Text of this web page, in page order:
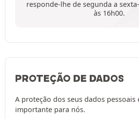
responde-lhe de segunda a
às 16h00.
PROTEÇÃO DE DADOS
A proteção dos seus dados pessoais
importante para nós.